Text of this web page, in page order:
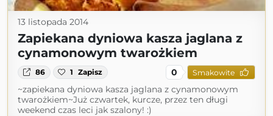
13 listopada 2014
Zapiekana dyniowa kasza jaglana z
cynamonowym twarożkiem
86 1 Zapisz 0 Smakowite
~zapiekana dyniowa kasza jaglana z cynamonowym
twarożkiem~Już czwartek, kurcze, przez ten długi
weekend czas leci jak szalony! :)